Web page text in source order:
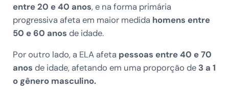
entre 20 e 40 anos, e na forma primária
progressiva afeta em maior medida homens entre
50 e 60 anos de idade.
Por outro lado, a ELA afeta pessoas entre 40 e 70
anos de idade, afetando em uma proporção de 3 a 1
o gênero masculino.